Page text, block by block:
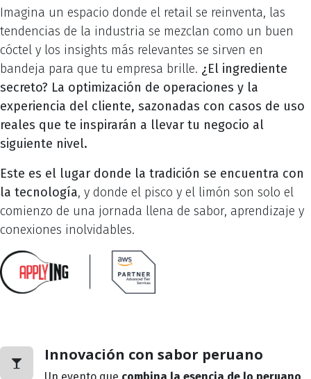
Imagina un espacio donde el retail se reinventa, las
tendencias de la industria se mezclan como un buen
cóctel y los insights más relevantes se sirven en
bandeja para que tu empresa brille. ¿El ingrediente
secreto? La optimización de operaciones y la
experiencia del cliente, sazonadas con casos de uso
reales que te inspirarán a llevar tu negocio al
siguiente nivel.
Este es el lugar donde la tradición se encuentra con
la tecnología, y donde el pisco y el limón son solo el
comienzo de una jornada llena de sabor, aprendizaje y
conexiones inolvidables.
Innovación con sabor peruano